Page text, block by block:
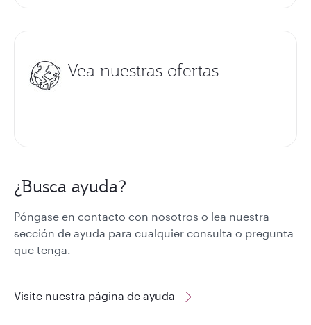
Vea nuestras ofertas
¿Busca ayuda?
Póngase en contacto con nosotros o lea nuestra
sección de ayuda para cualquier consulta o pregunta
que tenga.
Visite nuestra página de ayuda